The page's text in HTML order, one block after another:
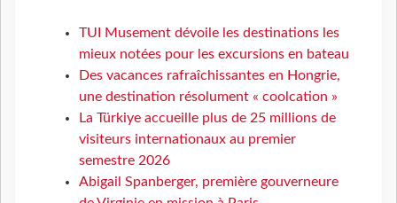
TUI Musement dévoile les destinations les
mieux notées pour les excursions en bateau
Des vacances rafraîchissantes en Hongrie,
une destination résolument « coolcation »
La Türkiye accueille plus de 25 millions de
visiteurs internationaux au premier
semestre 2026
Abigail Spanberger, première gouverneure